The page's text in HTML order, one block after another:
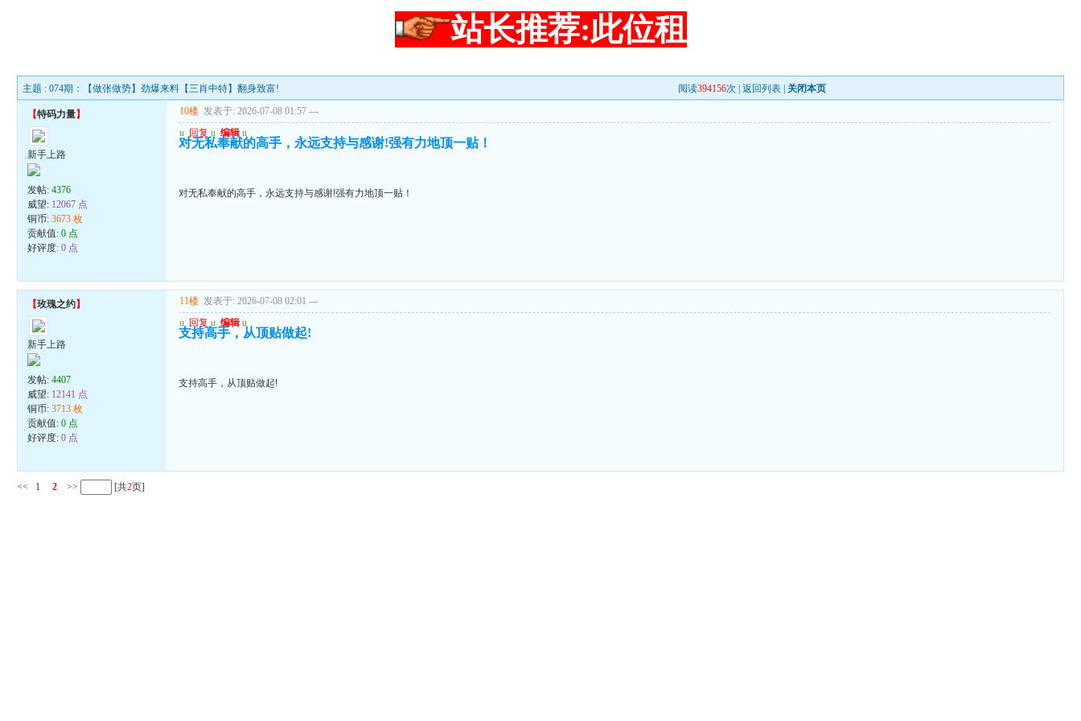
站长推荐:此位租
主题 : 074期：【做张做势】劲爆来料【三肖中特】翻身致富! 阅读394156次 |返回列表 关闭本页
【特码力量】
新手上路
发帖:4376
威望: 12067 点
铜币:3673 枚
贡献值:0 点
好评度:0 点
10楼 发表于: 2026-07-08 01:57 ---
u 回复 u 编辑 u
对无私奉献的高手，永远支持与感谢!强有力地顶一贴！
对无私奉献的高手，永远支持与感谢!强有力地顶一贴！
【玫瑰之约】
新手上路
发帖:4407
威望: 12141 点
铜币:3713 枚
贡献值:0 点
好评度:0 点
11楼 发表于: 2026-07-08 02:01 ---
u 回复 u 编辑 u
支持高手，从顶贴做起!
支持高手，从顶贴做起!
<< 1 2 >> [共2页]